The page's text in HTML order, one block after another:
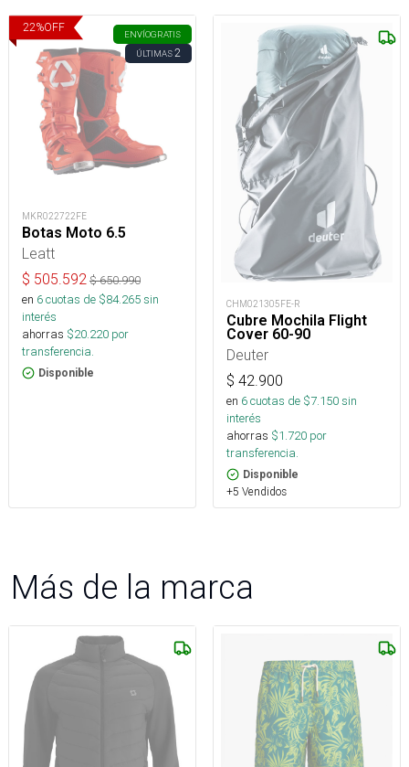
22%OFF
ENVÍOGRATIS
ÚLTIMAS2
MKR022722FE
Botas Moto 6.5
Leatt
$ 505.592 $650.990
en 6cuotas de $84.265sin
interés
ahorras $20.220 por
transferencia.
Disponible
CHM021305FE-R
Cubre Mochila Flight
Cover 60-90
Deuter
$ 42.900
en 6cuotas de $7.150sin
interés
ahorras $1.720 por
transferencia.
Disponible
+5 Vendidos
Más de la marca